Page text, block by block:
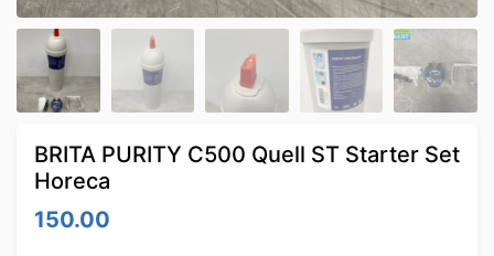
BRITA PURITY C500 Quell ST Starter Set
Horeca
150.00